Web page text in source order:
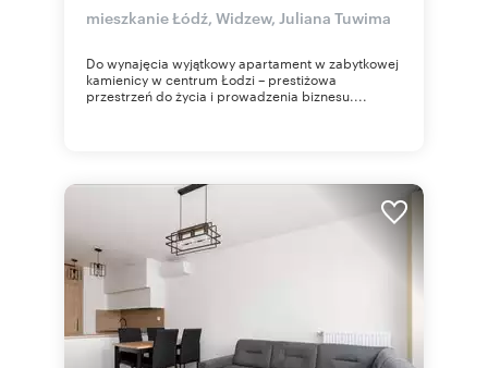
mieszkanie Łódź, Widzew, Juliana Tuwima
Do wynajęcia wyjątkowy apartament w zabytkowej
kamienicy w centrum Łodzi – prestiżowa
przestrzeń do życia i prowadzenia biznesu....